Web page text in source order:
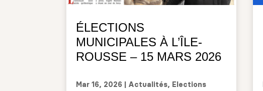
ÉLECTIONS
MUNICIPALES À L’ÎLE-
ROUSSE – 15 MARS 2026
Mar 16, 2026 Actualités, Elections